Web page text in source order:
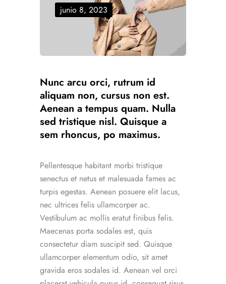
junio 8, 2023
Nunc arcu orci, rutrum id
aliquam non, cursus non est.
Aenean a tempus quam. Nulla
sed tristique nisl. Quisque a
sem rhoncus, po maximus.
Pellentesque habitant morbi tristique
senectus et netus et malesuada fames ac
turpis egestas. Aenean posuere elit lacus,
nec ultrices felis ullamcorper ac.
Vestibulum ac mollis eratut finibus felis.
Maecenas porta sodales est, quis
consectetur diam suscipit sed. Quisque
ullamcorper elementum odio, sit amet
gravida eros sodales id. Aenean vel orci